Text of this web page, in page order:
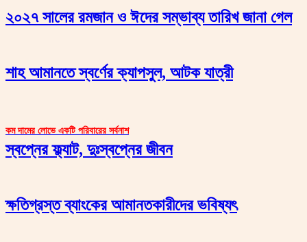
২০২৭ সালের রমজান ও ঈদের সম্ভাব্য তারিখ জানা গেল
শাহ আমানতে স্বর্ণের ক্যাপসুল, আটক যাত্রী
কম দামের লোভে একটি পরিবারের সর্বনাশ
স্বপ্নের ফ্ল্যাট, দুঃস্বপ্নের জীবন
ক্ষতিগ্রস্ত ব্যাংকের আমানতকারীদের ভবিষ্যৎ